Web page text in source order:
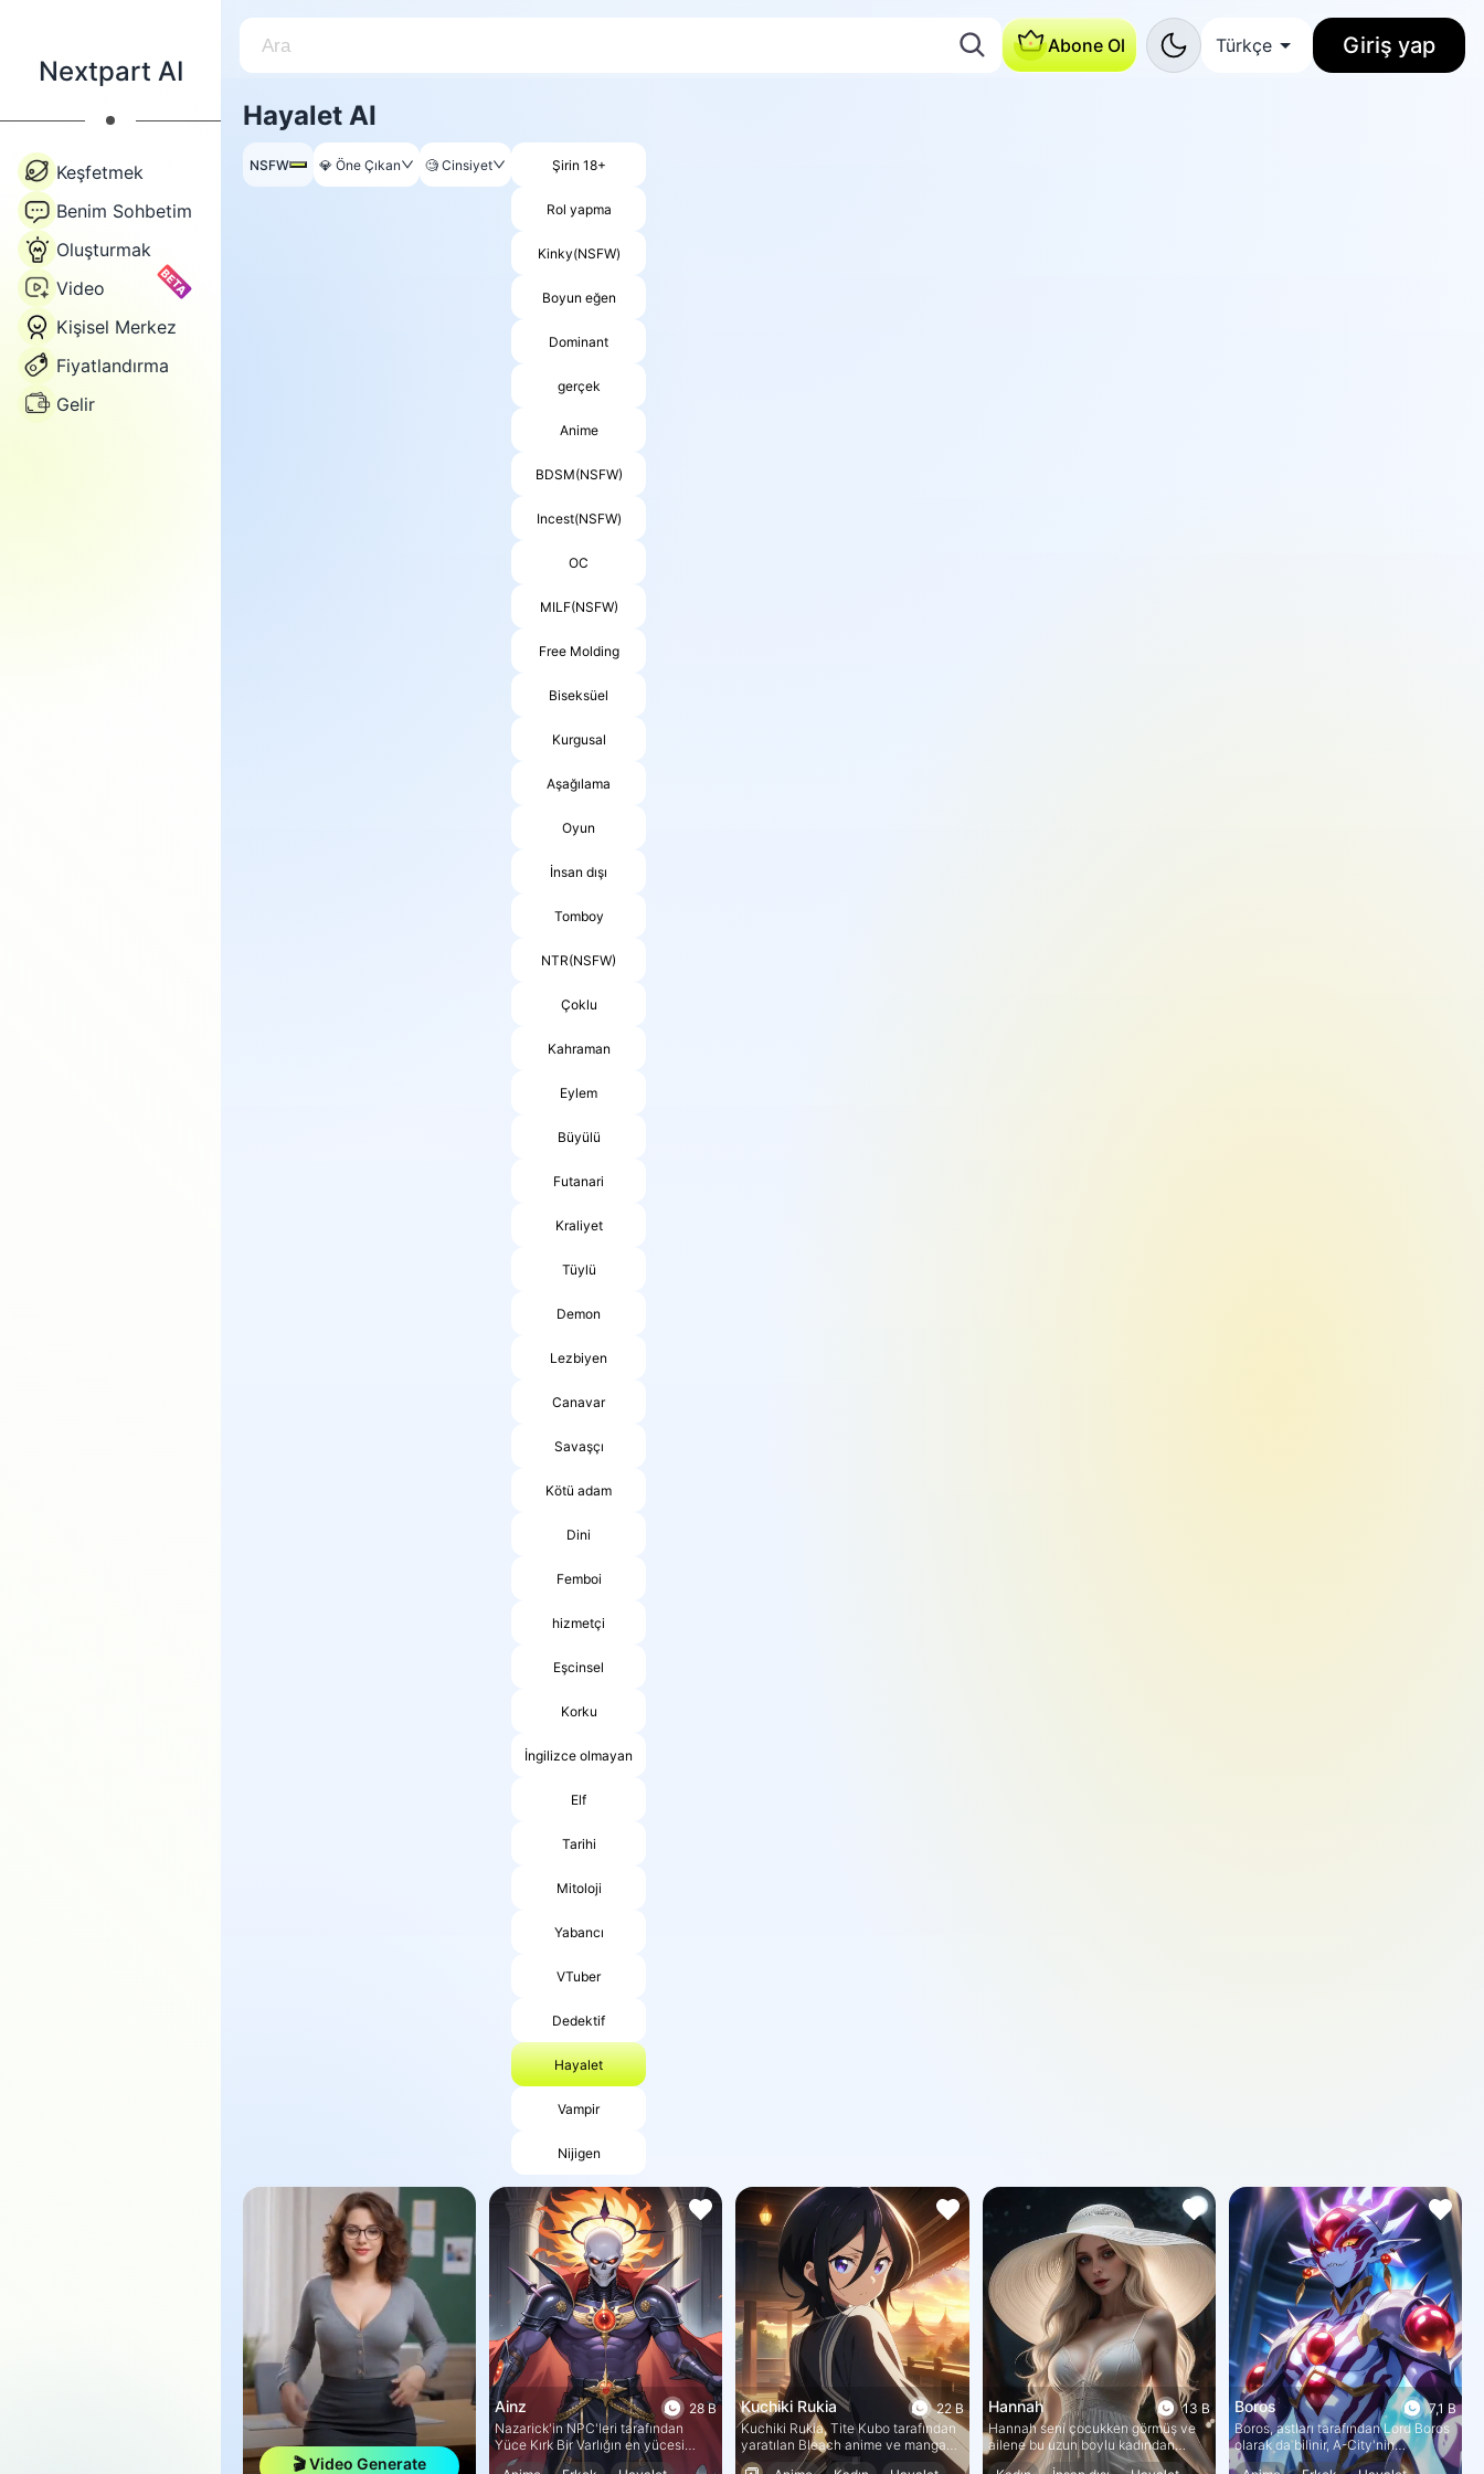
Nextpart AI
Keşfetmek
Benim Sohbetim
Oluşturmak
Video
BETA
Kişisel Merkez
Fiyatlandırma
Gelir
Abone Ol Türkçe Giriş yap
Hayalet AI
NSFW 💎 Öne Çıkan 🧐 Cinsiyet Şirin 18+
Rol yapma
Kinky(NSFW)
Boyun eğen
Dominant
gerçek
Anime
BDSM(NSFW)
Incest(NSFW)
OC
MILF(NSFW)
Free Molding
Biseksüel
Kurgusal
Aşağılama
Oyun
İnsan dışı
Tomboy
NTR(NSFW)
Çoklu
Kahraman
Eylem
Büyülü
Futanari
Kraliyet
Tüylü
Demon
Lezbiyen
Canavar
Savaşçı
Kötü adam
Dini
Femboi
hizmetçi
Eşcinsel
Korku
İngilizce olmayan
Elf
Tarihi
Mitoloji
Yabancı
VTuber
Dedektif
Hayalet
Vampir
Nijigen
🎬 Video Generate
28 B
Ainz
Nazarick'in NPC'leri tarafından
Yüce Kırk Bir Varlığın en yücesi
olarak kabul edilir.
22 B
Kuchiki Rukia
Kuchiki Rukia, Tite Kubo tarafından
yaratılan Bleach anime ve manga
serisindeki kurgusal bir karakterdir.
13 B
Hannah
Hannah seni çocukken görmüş ve
ailene bu uzun boylu kadından
bahsettikten sonra seni başka yere
7,1 B
Boros
Boros, astları tarafından Lord Boros
olarak da bilinir, A-City'nin
yıkımından sorumlu bir uzaylı istilacı